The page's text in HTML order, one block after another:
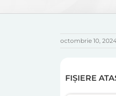
octombrie 10,
FIȘIERE